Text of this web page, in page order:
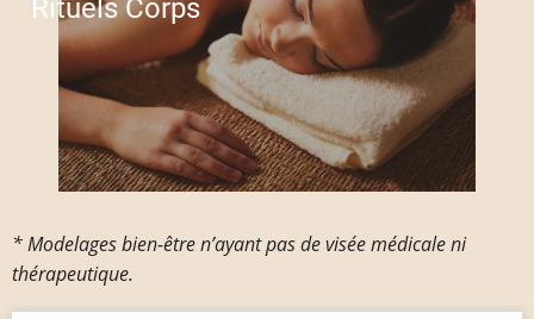
Rituels Corps
* Modelages bien-être n’ayant pas de visée médicale ni
thérapeutique.